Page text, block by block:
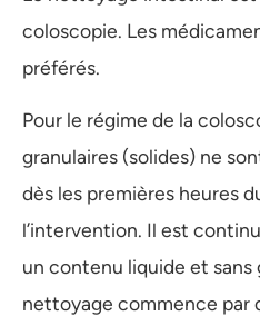
coloscopie. Les
préférés.
Pour le régime de la
granulaires (solides) ne
dès les premières heures
l’intervention. Il est
un contenu liquide et sans
nettoyage commence par